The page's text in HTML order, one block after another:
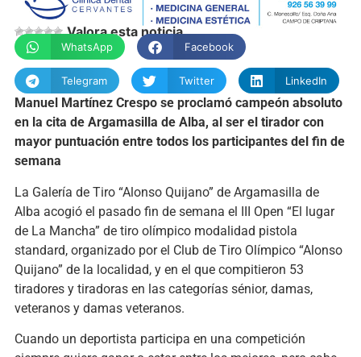
Valora esta noticia
WhatsApp Facebook
Telegram Twitter LinkedIn
Manuel Martínez Crespo se proclamó campeón absoluto
en la cita de Argamasilla de Alba, al ser el tirador con
mayor puntuación entre todos los participantes del fin de
semana
La Galería de Tiro “Alonso Quijano” de Argamasilla de
Alba acogió el pasado fin de semana el III Open “El lugar
de La Mancha” de tiro olímpico modalidad pistola
standard, organizado por el Club de Tiro Olímpico “Alonso
Quijano” de la localidad, y en el que compitieron 53
tiradores y tiradoras en las categorías sénior, damas,
veteranos y damas veteranos.
Cuando un deportista participa en una competición